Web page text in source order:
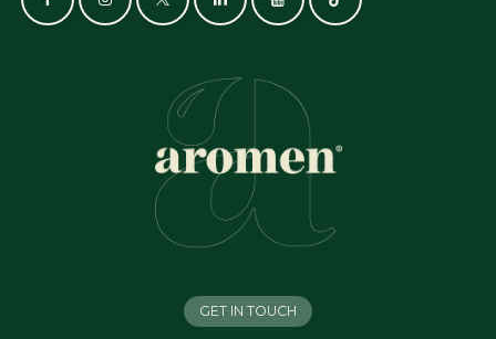
GET IN TOUCH